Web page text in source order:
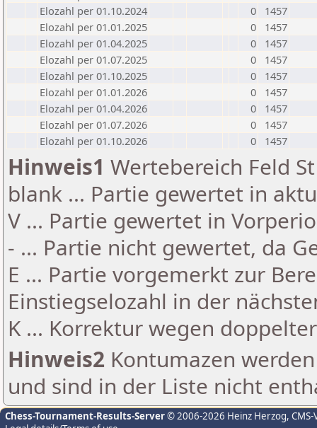
Elozahl per 01.10.2024
0
1457
Elozahl per 01.01.2025
0
1457
Elozahl per 01.04.2025
0
1457
Elozahl per 01.07.2025
0
1457
Elozahl per 01.10.2025
0
1457
Elozahl per 01.01.2026
0
1457
Elozahl per 01.04.2026
0
1457
Elozahl per 01.07.2026
0
1457
Elozahl per 01.10.2026
0 1457
Hinweis1 Wertebereich Feld
blank ... Partie gewertet in
V ... Partie gewertet in
- ... Partie nicht gewertet, da
E ... Partie vorgemerkt zur
Einstiegselozahl in der
K ... Korrektur wegen
Hinweis2 Kontumazen
und sind in der Liste nicht
Chess-Tournament-Results-Server© 2006-2026 Heinz Herzog,